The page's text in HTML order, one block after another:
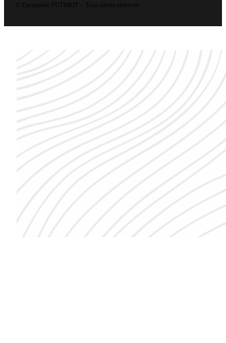
© Entreprise PUTHIOT – Tous droits réservés